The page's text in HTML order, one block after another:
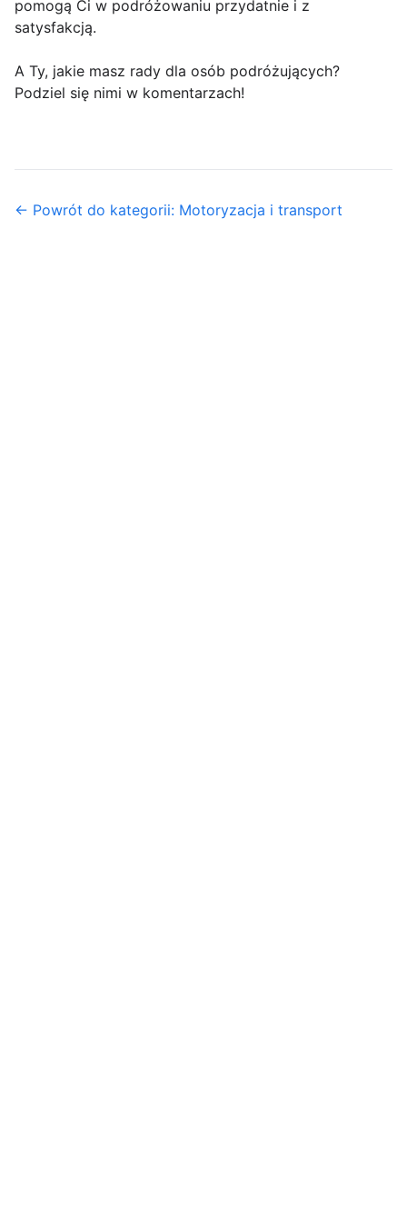
pomogą Ci w podróżowaniu przydatnie i z
satysfakcją.
A Ty, jakie masz rady dla osób podróżujących?
Podziel się nimi w komentarzach!
← Powrót do kategorii: Motoryzacja i transport